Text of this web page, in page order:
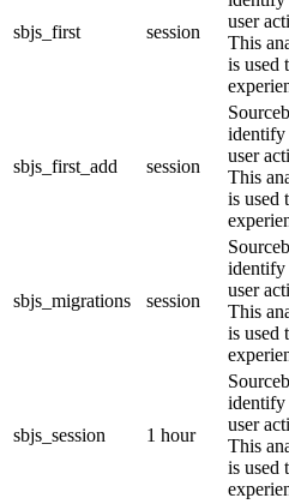
sbjs_first session
user
This
is used
sbjs_first_add session
identify
user
This
is used
sbjs_migrations session
identify
user
This
is used
sbjs_session 1 hour
identify
user
This
is used